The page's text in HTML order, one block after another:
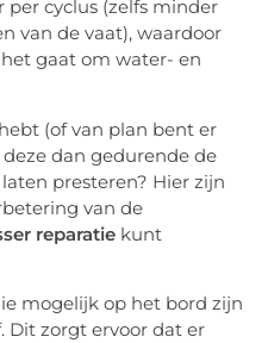
cyclus (zelfs minder
van de vaat), waardoor
gaat om water- en
(of van plan bent er
dan gedurende de
presteren? Hier zijn
van de
reparatie kunt
mogelijk op het bord zijn
Dit zorgt ervoor dat er